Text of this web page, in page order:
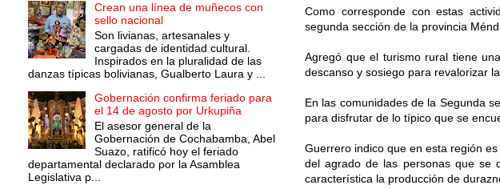
Como corresponde con estas
segunda sección de la provincia
Agregó que el turismo rural tiene
descanso y sosiego para revalorizar
En las comunidades de la Segunda
para disfrutar de lo típico que se
Guerrero indico que en esta región
del agrado de las personas que se
característica la producción de
Crean una línea de muñecos con
sello nacional
Son livianas, artesanales y
cargadas de identidad cultural.
Inspirados en la pluralidad de las
danzas típicas bolivianas, Gualberto Laura y ...
Gobernación confirma feriado para
el 14 de agosto por Urkupiña
El asesor general de la
Gobernación de Cochabamba, Abel
Suazo, ratificó hoy el feriado
departamental declarado por la Asamblea
Legislativa p...